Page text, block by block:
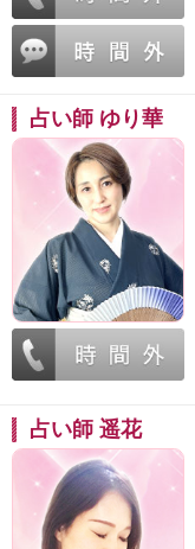
占い師 ゆり華
占い師 遥花